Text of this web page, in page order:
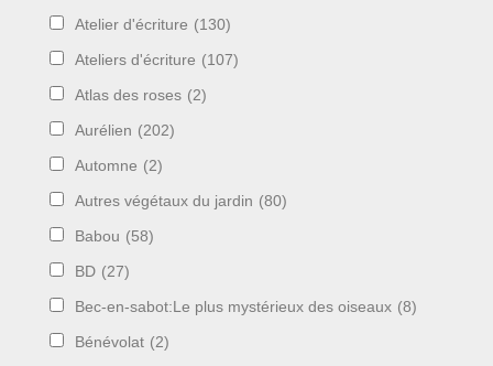
Atelier d'écriture (130)
Ateliers d'écriture (107)
Atlas des roses (2)
Aurélien (202)
Automne (2)
Autres végétaux du jardin (80)
Babou (58)
BD (27)
Bec-en-sabot:Le plus mystérieux des oiseaux (8)
Bénévolat (2)